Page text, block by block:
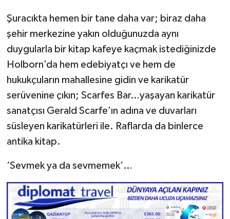
Şuracıkta hemen bir tane daha var; biraz daha
şehir merkezine yakın olduğunuzda aynı
duygularla bir kitap kafeye kaçmak istediğinizde
Holborn’da hem edebiyatçı ve hem de
hukukçuların mahallesine gidin ve karikatür
serüvenine çıkın; Scarfes Bar…yaşayan karikatür
sanatçısı Gerald Scarfe’ın adına ve duvarları
süsleyen karikatürleri ile. Raflarda da binlerce
antika kitap.
‘Sevmek ya da sevmemek’…